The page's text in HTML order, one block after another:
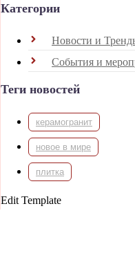
Категории
Новости и
События и
Теги новостей
керамогранит
новое в мире
плитка
Edit Template